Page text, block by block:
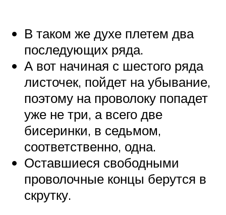
В таком же духе плетем два
последующих ряда.
А вот начиная с шестого ряда
листочек, пойдет на убывание,
поэтому на проволоку попадет
уже не три, а всего две
бисеринки, в седьмом,
соответственно, одна.
Оставшиеся свободными
проволочные концы берутся в
скрутку.